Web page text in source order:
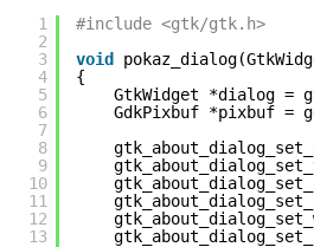
1
2
3
4
5
6
7
8
9
10
11
12
13
#include <gtk/gtk.h>
void
{
GtkWidget *dialog =
GdkPixbuf *pixbuf =